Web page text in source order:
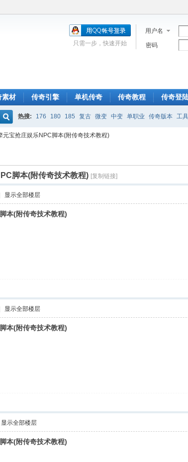
用户名
密码
只需一步，快速开始
素材 传奇引擎 单机传奇 传奇教程 传奇登
搜
热搜: 176 180 185 复古 微变 中变 单职业 传奇版本 工具
元宝抢庄娱乐NPC脚本(附传奇技术教程)
脚本(附传奇技术教程) [复制链接]
显示全部楼层
本(附传奇技术教程)
显示全部楼层
本(附传奇技术教程)
显示全部楼层
本(附传奇技术教程)